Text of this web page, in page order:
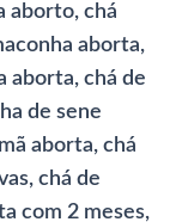
aborto, chá
aborta,
aborta, chá de
de sene
aborta, chá
chá de
com 2 meses,